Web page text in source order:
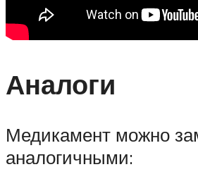
Аналоги
Медикамент можно
аналогичными: